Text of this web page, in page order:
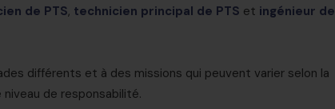
de PTS, technicien principal de PTS et ingénieur de
différents et à des missions qui peuvent varier selon la
de responsabilité.